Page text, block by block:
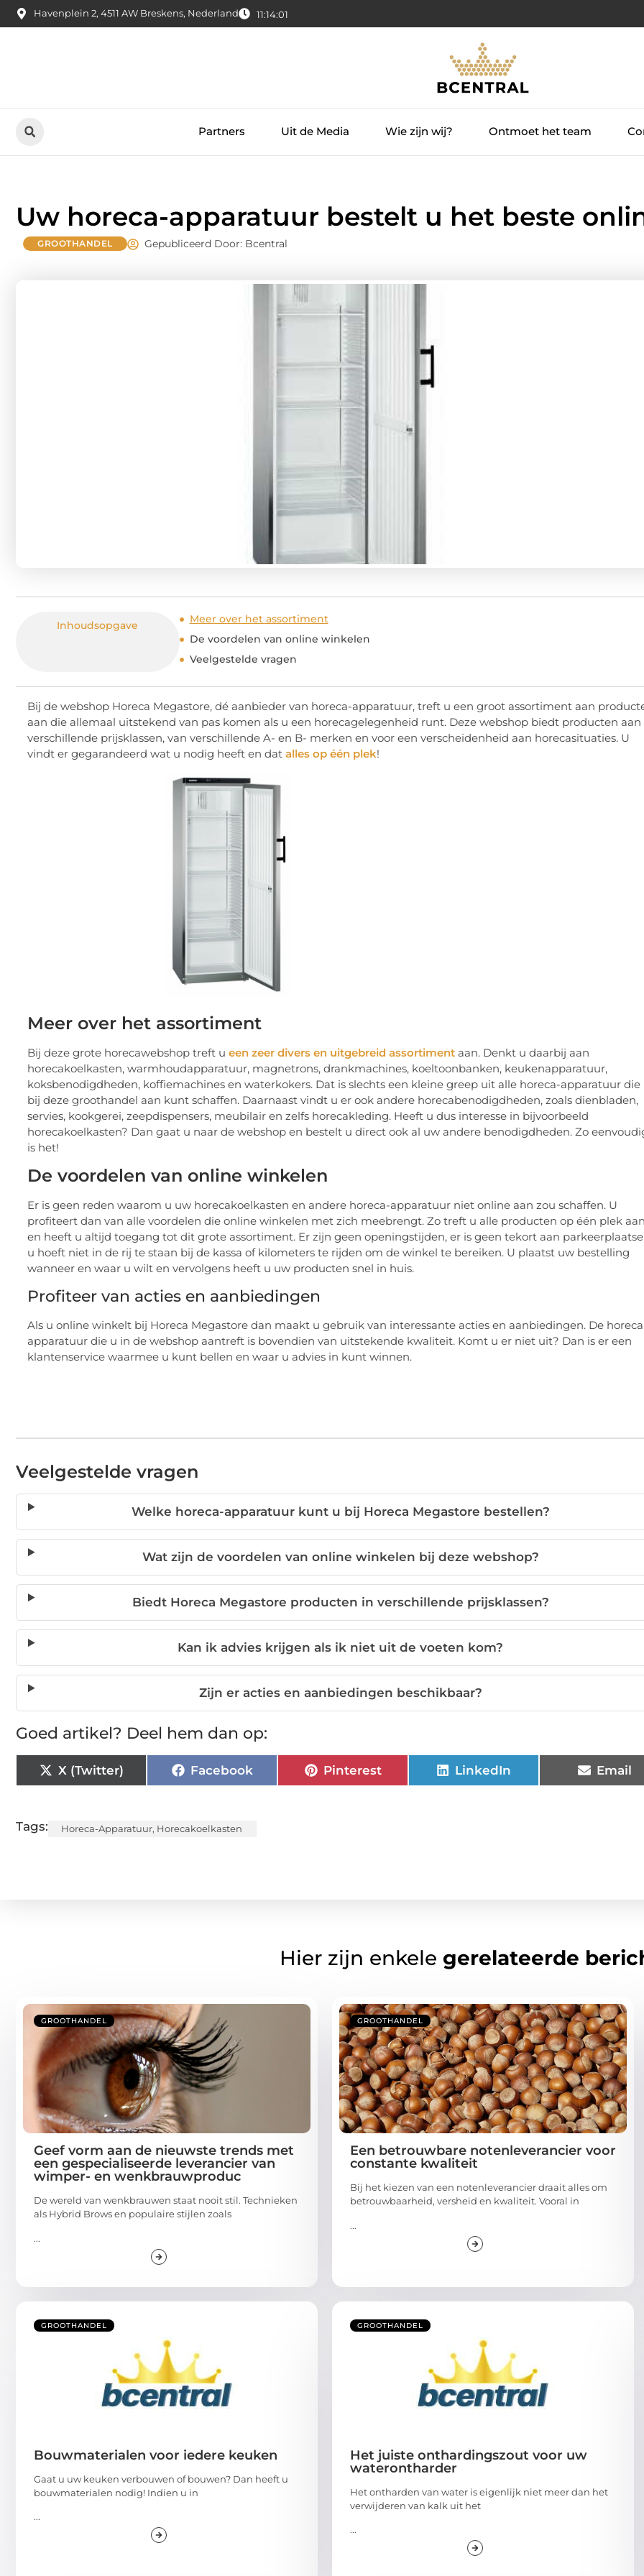
Havenplein 2, 4511 AW Breskens, Nederland 11:14:02
Partners Uit de Media Wie zijn wij? Ontmoet het team
Uw horeca-apparatuur bestelt u het beste
GROOTHANDEL Gepubliceerd Door: Bcentral
Inhoudsopgave
Meer over het assortiment
De voordelen van online winkelen
Veelgestelde vragen
Bij de webshop Horeca Megastore, dé aanbieder van horeca-apparatuur, treft u een groot assortiment aan
aan die allemaal uitstekend van pas komen als u een horecagelegenheid runt. Deze webshop biedt producten aan
verschillende prijsklassen, van verschillende A- en B- merken en voor een verscheidenheid aan horecasituaties. U
vindt er gegarandeerd wat u nodig heeft en dat alles op één plek!
Meer over het assortiment
Bij deze grote horecawebshop treft u een zeer divers en uitgebreid assortiment aan. Denkt u daarbij aan
horecakoelkasten, warmhoudapparatuur, magnetrons, drankmachines, koeltoonbanken, keukenapparatuur,
koksbenodigdheden, koffiemachines en waterkokers. Dat is slechts een kleine greep uit alle horeca-apparatuur die
bij deze groothandel aan kunt schaffen. Daarnaast vindt u er ook andere horecabenodigdheden, zoals dienbladen,
servies, kookgerei, zeepdispensers, meubilair en zelfs horecakleding. Heeft u dus interesse in bijvoorbeeld
horecakoelkasten? Dan gaat u naar de webshop en bestelt u direct ook al uw andere benodigdheden. Zo
is het!
De voordelen van online winkelen
Er is geen reden waarom u uw horecakoelkasten en andere horeca-apparatuur niet online aan zou schaffen. U
profiteert dan van alle voordelen die online winkelen met zich meebrengt. Zo treft u alle producten op één plek
en heeft u altijd toegang tot dit grote assortiment. Er zijn geen openingstijden, er is geen tekort aan
u hoeft niet in de rij te staan bij de kassa of kilometers te rijden om de winkel te bereiken. U plaatst uw bestelling
wanneer en waar u wilt en vervolgens heeft u uw producten snel in huis.
Profiteer van acties en aanbiedingen
Als u online winkelt bij Horeca Megastore dan maakt u gebruik van interessante acties en aanbiedingen. De
apparatuur die u in de webshop aantreft is bovendien van uitstekende kwaliteit. Komt u er niet uit? Dan is er een
klantenservice waarmee u kunt bellen en waar u advies in kunt winnen.
Veelgestelde vragen
Welke horeca-apparatuur kunt u bij Horeca Megastore bestellen?
Wat zijn de voordelen van online winkelen bij deze webshop?
Biedt Horeca Megastore producten in verschillende prijsklassen?
Kan ik advies krijgen als ik niet uit de voeten kom?
Zijn er acties en aanbiedingen beschikbaar?
Goed artikel? Deel hem dan op:
X (Twitter) Facebook Pinterest LinkedIn Email
Tags: Horeca-Apparatuur, Horecakoelkasten
Hier zijn enkele gerelateerde
GROOTHANDEL
Geef vorm aan de nieuwste trends met
een gespecialiseerde leverancier van
wimper- en wenkbrauwproduc
De wereld van wenkbrauwen staat nooit stil. Technieken
als Hybrid Brows en populaire stijlen zoals
...
GROOTHANDEL
Een betrouwbare notenleverancier voor
constante kwaliteit
Bij het kiezen van een notenleverancier draait alles om
betrouwbaarheid, versheid en kwaliteit. Vooral in
...
GROOTHANDEL
Bouwmaterialen voor iedere keuken
Gaat u uw keuken verbouwen of bouwen? Dan heeft u
bouwmaterialen nodig! Indien u in
...
GROOTHANDEL
Het juiste onthardingszout voor uw
waterontharder
Het ontharden van water is eigenlijk niet meer dan het
verwijderen van kalk uit het
...